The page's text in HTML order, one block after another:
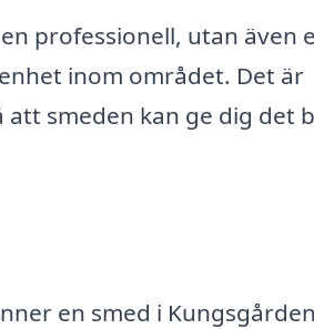
professionell, utan även
inom området. Det är
smeden kan ge dig det
en smed i